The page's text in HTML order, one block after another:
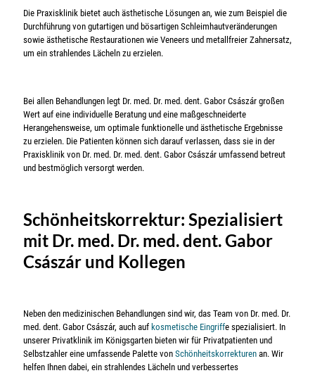
Die Praxisklinik bietet auch ästhetische Lösungen an, wie zum Beispiel die
Durchführung von gutartigen und bösartigen Schleimhautveränderungen
sowie ästhetische Restaurationen wie Veneers und metallfreier Zahnersatz,
um ein strahlendes Lächeln zu erzielen.
Bei allen Behandlungen legt Dr. med. Dr. med. dent. Gabor Császár großen
Wert auf eine individuelle Beratung und eine maßgeschneiderte
Herangehensweise, um optimale funktionelle und ästhetische Ergebnisse
zu erzielen. Die Patienten können sich darauf verlassen, dass sie in der
Praxisklinik von Dr. med. Dr. med. dent. Gabor Császár umfassend betreut
und bestmöglich versorgt werden.
Schönheitskorrektur: Spezialisiert
mit Dr. med. Dr. med. dent. Gabor
Császár und Kollegen
Neben den medizinischen Behandlungen sind wir, das Team von Dr. med. Dr.
med. dent. Gabor Császár, auch auf kosmetische Eingriffe spezialisiert. In
unserer Privatklinik im Königsgarten bieten wir für Privatpatienten und
Selbstzahler eine umfassende Palette von Schönheitskorrekturen an. Wir
helfen Ihnen dabei, ein strahlendes Lächeln und verbessertes